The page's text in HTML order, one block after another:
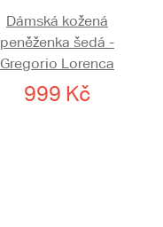
Dámská kožená
peněženka šedá -
Gregorio Lorenca
999 Kč